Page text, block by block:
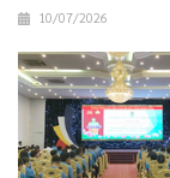
10/07/2026